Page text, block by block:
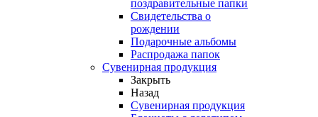
поздравительные папки
Свидетельства о
рождении
Подарочные альбомы
Распродажа папок
Сувенирная продукция
Закрыть
Назад
Сувенирная продукция